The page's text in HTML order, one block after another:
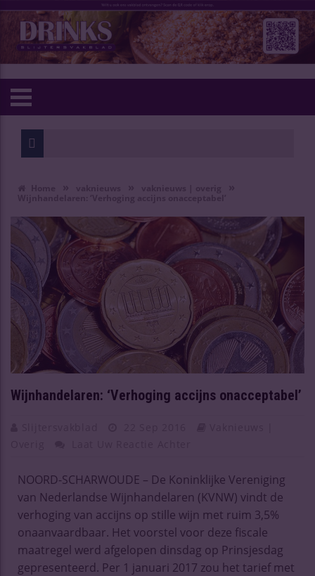
Wijnhandelaren: ‘Verhoging accijns onacceptabel’
NOORD-SCHARWOUDE – De Koninklijke Vereniging
van Nederlandse Wijnhandelaren (KVNW) vindt de
verhoging van accijns op stille wijn met ruim 3,5%
onaanvaardbaar. Het voorstel voor deze fiscale
maatregel werd afgelopen dinsdag op Prinsjesdag
gepresenteerd. Per 1 januari 2017 zou het tarief met